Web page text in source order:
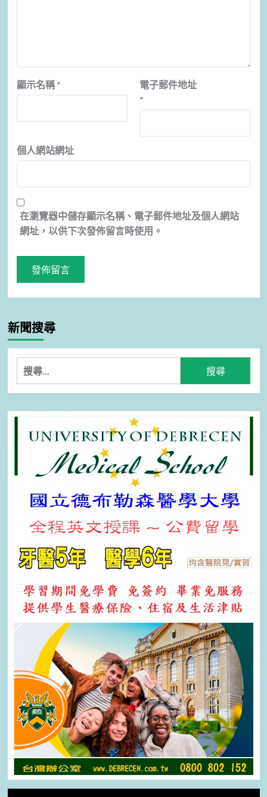
顯示名稱 *
電子郵件地址
*
個人網站網址
在瀏覽器中儲存顯示名稱、電子郵件地址及個人網站
網址，以供下次發佈留言時使用。
新聞搜尋
搜
尋
關
鍵